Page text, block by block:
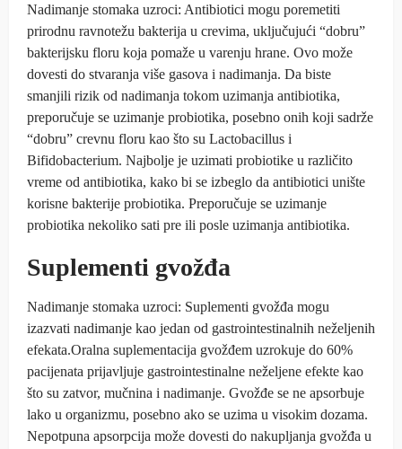
Nadimanje stomaka uzroci: Antibiotici mogu poremetiti
prirodnu ravnotežu bakterija u crevima, uključujući “dobru”
bakterijsku floru koja pomaže u varenju hrane. Ovo može
dovesti do stvaranja više gasova i nadimanja. Da biste
smanjili rizik od nadimanja tokom uzimanja antibiotika,
preporučuje se uzimanje probiotika, posebno onih koji sadrže
“dobru” crevnu floru kao što su Lactobacillus i
Bifidobacterium. Najbolje je uzimati probiotike u različito
vreme od antibiotika, kako bi se izbeglo da antibiotici unište
korisne bakterije probiotika. Preporučuje se uzimanje
probiotika nekoliko sati pre ili posle uzimanja antibiotika.
Suplementi gvožđa
Nadimanje stomaka uzroci: Suplementi gvožđa mogu
izazvati nadimanje kao jedan od gastrointestinalnih neželjenih
efekata.Oralna suplementacija gvožđem uzrokuje do 60%
pacijenata prijavljuje gastrointestinalne neželjene efekte kao
što su zatvor, mučnina i nadimanje. Gvožđe se ne apsorbuje
lako u organizmu, posebno ako se uzima u visokim dozama.
Nepotpuna apsorpcija može dovesti do nakupljanja gvožđa u